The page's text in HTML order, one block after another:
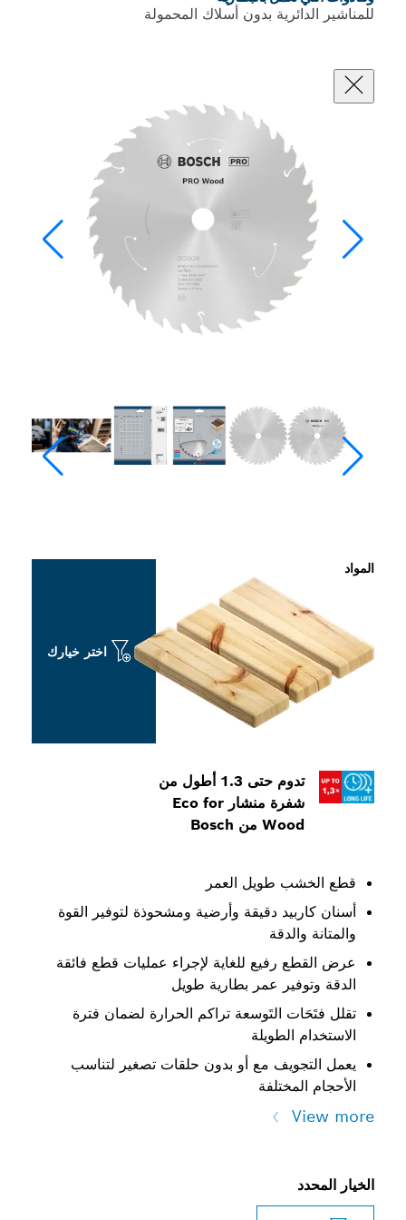
بدون أسلاك المحمولة
تدوم حتى 1.3 أطول من
شفرة منشار Eco for
طويل العمر
دقيقة وأرضية ومشحوذة لتوفير القوة
رفيع للغاية لإجراء عمليات قطع فائقة
عمر بطارية طويل
التَوسعة تراكم الحرارة لضمان فترة
مع أو بدون حلقات تصغير لتناسب
اختر خيارك